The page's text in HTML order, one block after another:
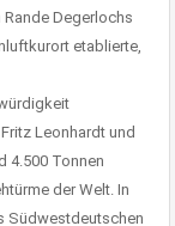
Degerlochs
etablierte,
Leonhardt und
4.500 Tonnen
der Welt. In
Südwestdeutschen